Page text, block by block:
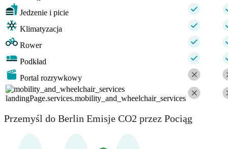
Jedzenie i picie
Klimatyzacja
Rower
Podkład
Portal rozrywkowy
landingPage.services.mobility_and_wheelchair_services
Przemyśl do Berlin Emisje CO2 przez Pociąg